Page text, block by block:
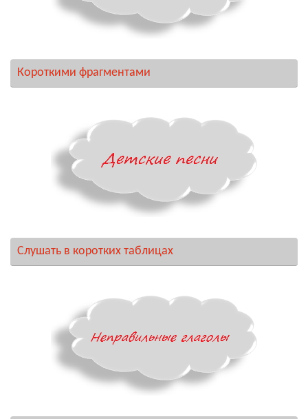
Короткими фрагментами
Слушать в коротких таблицах